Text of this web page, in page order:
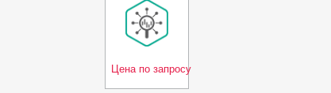
upport Russian E
dition. 5000+ * 1
00 events per se
cond 1 year Ren
ewal Premium Li
Цена по запросу